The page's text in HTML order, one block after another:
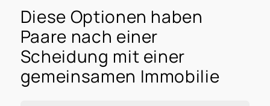
Diese Optionen haben
Paare nach einer
Scheidung mit einer
gemeinsamen Immobilie